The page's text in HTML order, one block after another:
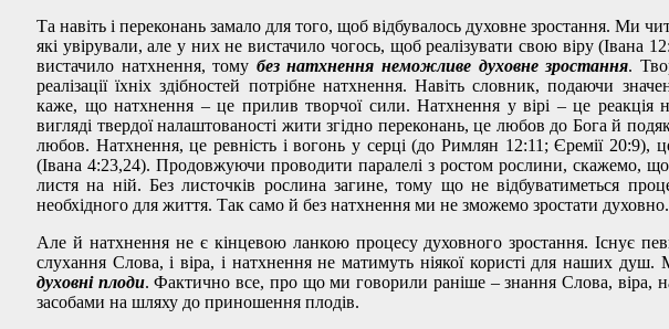
Та навіть і переконань замало для того, щоб відбувалось духовне зростання. Ми
які увірували, але у них не вистачило чогось, щоб реалізувати свою віру (Івана
вистачило натхнення, тому без натхнення неможливе духовне зростання.
реалізації їхніх здібностей потрібне натхнення. Навіть словник, подаючи
каже, що натхнення – це прилив творчої сили. Натхнення у вірі – це
вигляді твердої налаштованості жити згідно переконань, це любов до Бога й
любов. Натхнення, це ревність і вогонь у серці (до Римлян 12:11; Єремії 20:9),
(Івана 4:23,24). Продовжуючи проводити паралелі з ростом рослини, скажемо,
листя на ній. Без листочків рослина загине, тому що не відбуватиметься
необхідного для життя. Так само й без натхнення ми не зможемо зростати духовно.
Але й натхнення не є кінцевою ланкою процесу духовного зростання. Існує
слухання Слова, і віра, і натхнення не матимуть ніякої користі для наших душ.
духовні плоди. Фактично все, про що ми говорили раніше – знання Слова, віра,
засобами на шляху до приношення плодів.